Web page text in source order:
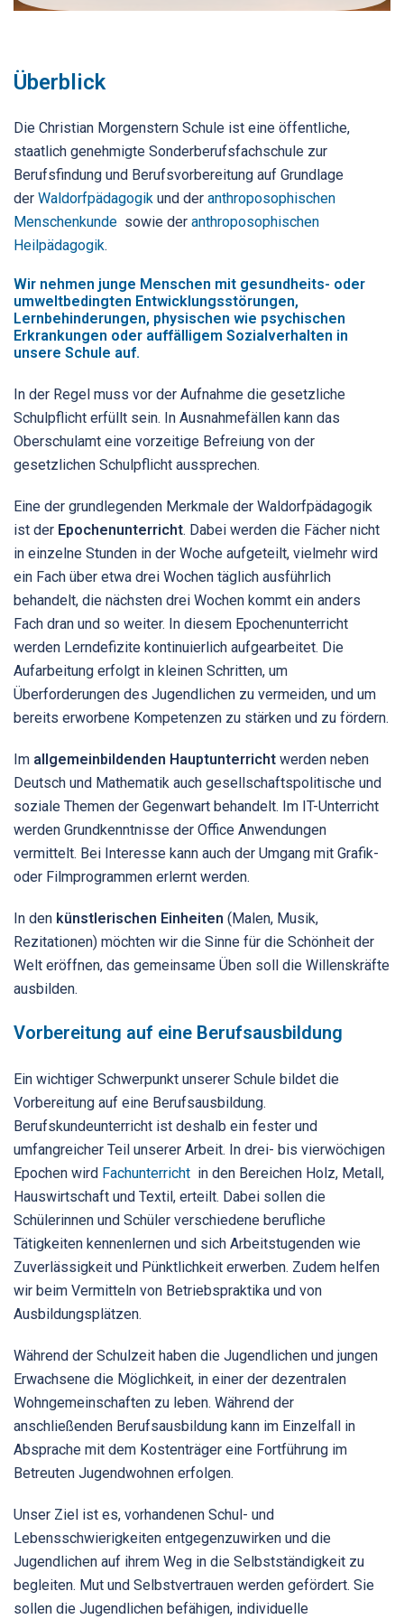
Überblick
Die Christian Morgenstern Schule ist eine öffentliche,
staatlich genehmigte Sonderberufsfachschule zur
Berufsfindung und Berufsvorbereitung auf Grundlage
der Waldorfpädagogik und der anthroposophischen
Menschenkunde sowie der anthroposophischen
Heilpädagogik.
Wir nehmen junge Menschen mit gesundheits- oder
umweltbedingten Entwicklungsstörungen,
Lernbehinderungen, physischen wie psychischen
Erkrankungen oder auffälligem Sozialverhalten in
unsere Schule auf.
In der Regel muss vor der Aufnahme die gesetzliche
Schulpflicht erfüllt sein. In Ausnahmefällen kann das
Oberschulamt eine vorzeitige Befreiung von der
gesetzlichen Schulpflicht aussprechen.
Eine der grundlegenden Merkmale der Waldorfpädagogik
ist der Epochenunterricht. Dabei werden die Fächer nicht
in einzelne Stunden in der Woche aufgeteilt, vielmehr wird
ein Fach über etwa drei Wochen täglich ausführlich
behandelt, die nächsten drei Wochen kommt ein anders
Fach dran und so weiter. In diesem Epochenunterricht
werden Lerndefizite kontinuierlich aufgearbeitet. Die
Aufarbeitung erfolgt in kleinen Schritten, um
Überforderungen des Jugendlichen zu vermeiden, und um
bereits erworbene Kompetenzen zu stärken und zu fördern.
Im allgemeinbildenden Hauptunterricht werden neben
Deutsch und Mathematik auch gesellschaftspolitische und
soziale Themen der Gegenwart behandelt. Im IT-Unterricht
werden Grundkenntnisse der Office Anwendungen
vermittelt. Bei Interesse kann auch der Umgang mit Grafik-
oder Filmprogrammen erlernt werden.
In den künstlerischen Einheiten (Malen, Musik,
Rezitationen) möchten wir die Sinne für die Schönheit der
Welt eröffnen, das gemeinsame Üben soll die Willenskräfte
ausbilden.
Vorbereitung auf eine Berufsausbildung
Ein wichtiger Schwerpunkt unserer Schule bildet die
Vorbereitung auf eine Berufsausbildung.
Berufskundeunterricht ist deshalb ein fester und
umfangreicher Teil unserer Arbeit. In drei- bis vierwöchigen
Epochen wird Fachunterricht in den Bereichen Holz, Metall,
Hauswirtschaft und Textil, erteilt. Dabei sollen die
Schülerinnen und Schüler verschiedene berufliche
Tätigkeiten kennenlernen und sich Arbeitstugenden wie
Zuverlässigkeit und Pünktlichkeit erwerben. Zudem helfen
wir beim Vermitteln von Betriebspraktika und von
Ausbildungsplätzen.
Während der Schulzeit haben die Jugendlichen und jungen
Erwachsene die Möglichkeit, in einer der dezentralen
Wohngemeinschaften zu leben. Während der
anschließenden Berufsausbildung kann im Einzelfall in
Absprache mit dem Kostenträger eine Fortführung im
Betreuten Jugendwohnen erfolgen.
Unser Ziel ist es, vorhandenen Schul- und
Lebensschwierigkeiten entgegenzuwirken und die
Jugendlichen auf ihrem Weg in die Selbstständigkeit zu
begleiten. Mut und Selbstvertrauen werden gefördert. Sie
sollen die Jugendlichen befähigen, individuelle